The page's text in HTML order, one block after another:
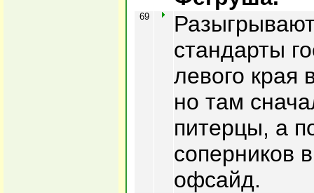
69
стандарты
левого края
но там
питерцы, а
соперников
офсайд.